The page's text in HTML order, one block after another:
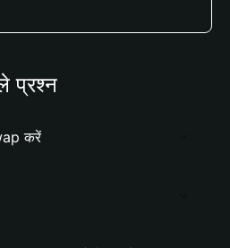
प्रश्न
करें